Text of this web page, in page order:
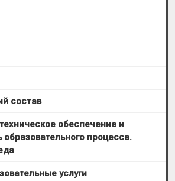
состав
обеспечение и
процесса.
услуги